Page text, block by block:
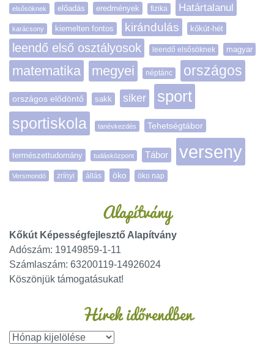
elsősöknek előadás eredmények fizika Határtalanul
karácsony kiemelten fontos kirándulás kőkút-hét
leendő első osztályosok leendő elsősöknek magyar
matematika megyei néptánc országos
országos elődöntő sakk siker sport
sportiskola tanévkezdés Tehetségtábor
természettudomány tudásközpont Tábor verseny
Versmondó zrínyi állás öko öko nap
Alapítvány
Kőkút Képességfejlesztő Alapítvány
Adószám: 19149859-1-11
Számlaszám: 63200119-14926024
Köszönjük támogatásukat!
Hírek időrendben